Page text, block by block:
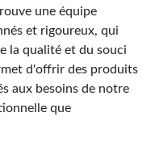
une équipe
et rigoureux, qui
la qualité et du souci
d'offrir des produits
aux besoins de notre
que